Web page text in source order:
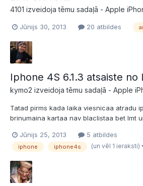
4101 izveidoja tēmu sadaļā - Apple
Jūnijs 30, 2013 20 atbildes
Iphone 4S 6.1.3 atsaiste no
kymo2 izveidoja tēmu sadaļā - Apple
Tatad pirms kada laika viesnicaa atradu
brinumaina kartaa nav blaclistaa bet lmt
kads veids kaa vai kur vinju varetu
man nebutu tikai parspilets mp3 p...
Jūnijs 25, 2013 5 atbildes
iphone iphone4s (un vēl 1 ieraksti)